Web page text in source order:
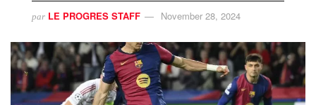
par LE PROGRES STAFF November 28, 2024